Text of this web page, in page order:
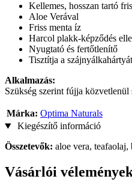
Kellemes, hosszan tartó
Aloe Verával
Friss menta íz
Harcol plakk-képződés
Nyugtató és fertőtlenítő
Tisztítja a szájnyálkahártyát
Alkalmazás:
Szükség szerint fújja közvetlenül
Márka: Optima Naturals
Kiegészítő információ
Összetevők: aloe vera,
Vásárlói